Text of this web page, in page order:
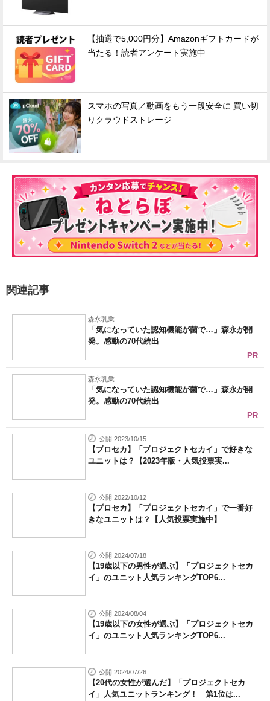
【抽選で5,000円分】Amazonギフトカードが
当たる！読者アンケート実施中
スマホの写真／動画をもう一段安全に 買い切
りクラウドストレージ
関連記事
森永乳業
「気になっていた認知機能が菌で…」森永が開
発。感動の70代続出
PR
森永乳業
「気になっていた認知機能が菌で…」森永が開
発。感動の70代続出
PR
公開 2023/10/15
【プロセカ】「プロジェクトセカイ」で好きな
ユニットは？【2023年版・人気投票実...
公開 2022/10/12
【プロセカ】「プロジェクトセカイ」で一番好
きなユニットは？【人気投票実施中】
公開 2024/07/18
【19歳以下の男性が選ぶ】「プロジェクトセカ
イ」のユニット人気ランキングTOP6...
公開 2024/08/04
【19歳以下の女性が選ぶ】「プロジェクトセカ
イ」のユニット人気ランキングTOP6...
公開 2024/07/26
【20代の女性が選んだ】「プロジェクトセカ
イ」人気ユニットランキング！ 第1位は...